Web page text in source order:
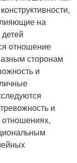
на
отношение
сторонам
и
и